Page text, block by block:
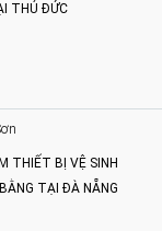
THỦ ĐỨC
THIẾT BỊ VỆ SINH
TẠI ĐÀ NẴNG